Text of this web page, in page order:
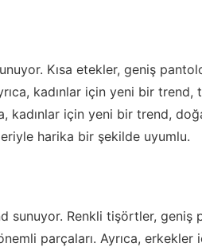
Kısa etekler, geniş
kadınlar için yeni bir trend,
kadınlar için yeni bir trend,
harika bir şekilde uyumlu.
sunuyor. Renkli tişörtler, geniş
parçaları. Ayrıca, erkekler